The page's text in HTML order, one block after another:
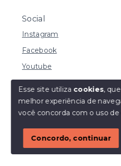
Olá! Estamos
Social
Instagram
Facebook
Youtube
© Copyright 2026 - I URBE
IMOBILIÁRIA | CRECI 33.934
SITE PARA IMOBILIARIA
Esse site utiliza cookies,
melhor experiência de
você concorda com o uso de
Concordo, continuar